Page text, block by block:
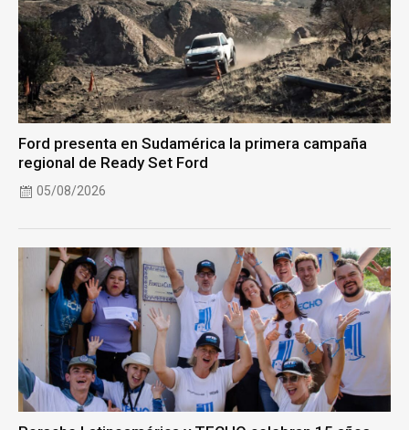
Ford presenta en Sudamérica la primera campaña
regional de Ready Set Ford
05/08/2026